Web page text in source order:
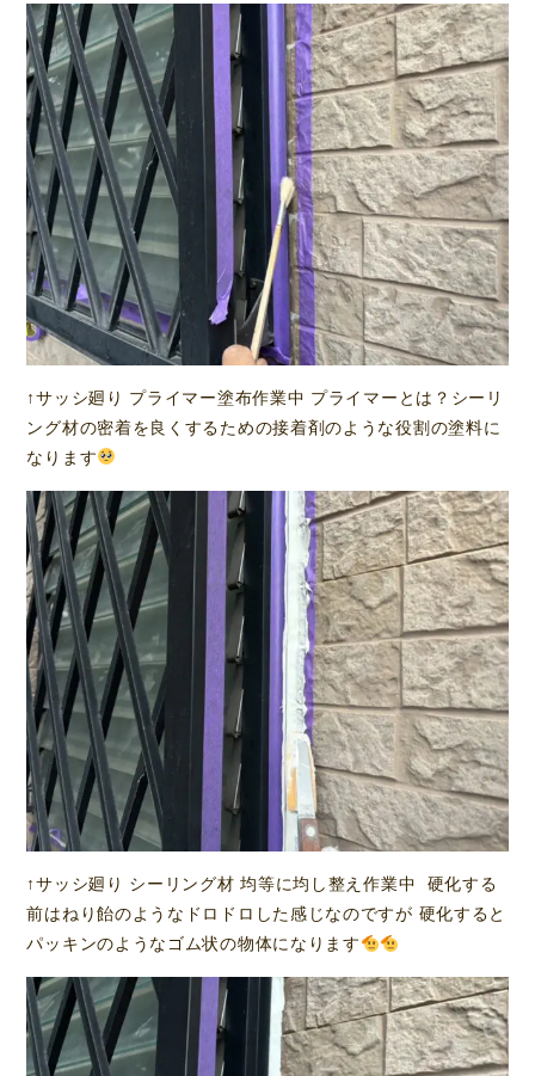
↑サッシ廻り プライマー塗布作業中 プライマーとは？シーリ
ング材の密着を良くするための接着剤のような役割の塗料に
なります
↑サッシ廻り シーリング材 均等に均し整え作業中 硬化する
前はねり飴のようなドロドロした感じなのですが 硬化すると
パッキンのようなゴム状の物体になります